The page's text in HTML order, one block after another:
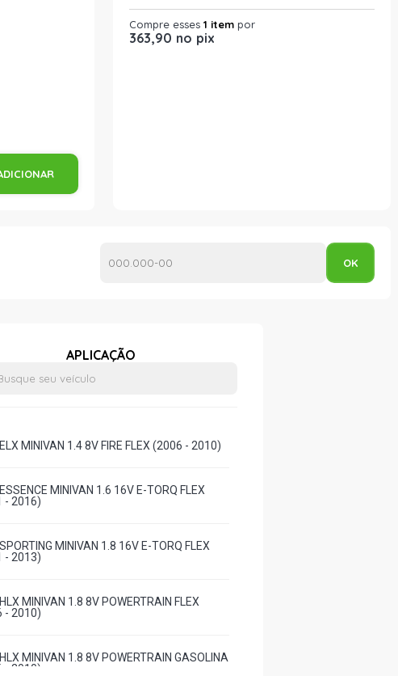
Compre esses 1 itempor
363,90 no pix
APLICAÇÃO
ELX MINIVAN 1.4 8V FIRE FLEX (2006 - 2010)
ESSENCE MINIVAN 1.6 16V E-TORQ FLEX
- 2016)
SPORTING MINIVAN 1.8 16V E-TORQ FLEX
- 2013)
HLX MINIVAN 1.8 8V POWERTRAIN FLEX
- 2010)
HLX MINIVAN 1.8 8V POWERTRAIN GASOLINA
- 2010)